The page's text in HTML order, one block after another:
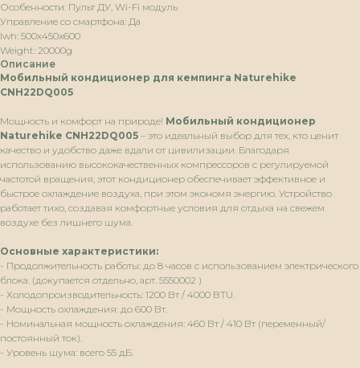
Особенности: Пульт ДУ, Wi-Fi модуль
Управление со смартфона: Да
lwh: 500x450x600
Weight: 20000g
Описание
Мобильный кондиционер для кемпинга Naturehike
CNH22DQ005
Мощность и комфорт на природе! Мобильный кондиционер
Naturehike CNH22DQ005 – это идеальный выбор для тех, кто ценит
качество и удобство даже вдали от цивилизации. Благодаря
использованию высококачественных компрессоров с регулируемой
частотой вращения, этот кондиционер обеспечивает эффективное и
быстрое охлаждение воздуха, при этом экономя энергию. Устройство
работает тихо, создавая комфортные условия для отдыха на свежем
воздухе без лишнего шума.
Основные характеристики:
- Продолжительность работы: до 8 часов с использованием электрического
блока. (докупается отдельно, арт. 5550002 )
- Холодопроизводительность: 1200 Вт / 4000 BTU.
- Мощность охлаждения: до 600 Вт.
- Номинальная мощность охлаждения: 460 Вт / 410 Вт (переменный/
постоянный ток).
- Уровень шума: всего 55 дБ.